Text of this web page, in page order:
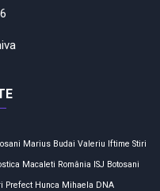
Marius Budai Valeriu Iftime Stiri
Macaleti România ISJ Botosani
Prefect Hunca Mihaela DNA